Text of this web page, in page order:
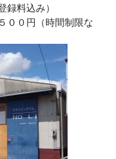
録料込み）
間制限な